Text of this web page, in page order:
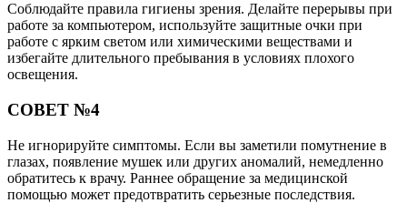
Соблюдайте правила гигиены зрения. Делайте перерывы при
работе за компьютером, используйте защитные очки при
работе с ярким светом или химическими веществами и
избегайте длительного пребывания в условиях плохого
освещения.
СОВЕТ №4
Не игнорируйте симптомы. Если вы заметили помутнение в
глазах, появление мушек или других аномалий, немедленно
обратитесь к врачу. Раннее обращение за медицинской
помощью может предотвратить серьезные последствия.